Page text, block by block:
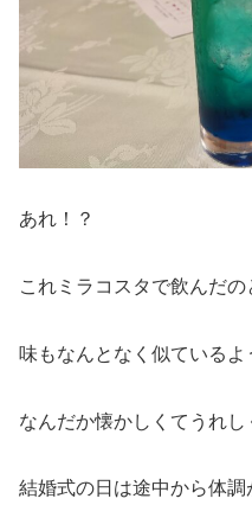
あれ！？
これミラコスタで飲んだ
味もなんとなく似ているよ
なんだか懐かしくてうれし
結婚式の日は途中から体調